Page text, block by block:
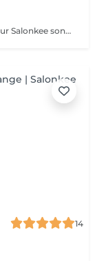
Veuillez prendre note que les prix indiqués sur Salonkee sont communiqués à titre informatif et s'entendent de base. Ces derniers sont susceptibles de varier selon le diagnostic réalisé à votre arrivée au salon et l'expertise du professionnel à qui vous confiez votre beauté. Dans tous les cas, un devis précis vous sera proposé et toutes réalisations de prestations seront effectuées avec votre accord. Un grand merci d'avance pour votre compréhension. Au plaisir de vous recevoir très vite.
14